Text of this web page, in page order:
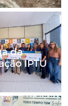
da
IPTU